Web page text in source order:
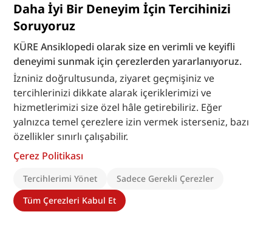
Daha İyi Bir Deneyim İçin Tercihinizi
Soruyoruz
KÜRE Ansiklopedi olarak size en verimli ve keyifli
deneyimi sunmak için çerezlerden yararlanıyoruz.
İzniniz doğrultusunda, ziyaret geçmişiniz ve
tercihlerinizi dikkate alarak içeriklerimizi ve
hizmetlerimizi size özel hâle getirebiliriz. Eğer
yalnızca temel çerezlere izin vermek isterseniz, bazı
özellikler sınırlı çalışabilir.
Çerez Politikası
Tercihlerimi Yönet
Sadece Gerekli Çerezler
Tüm Çerezleri Kabul Et
1895
Freres Maristes Mektebi
Haydarpaşa Sainte-Euphemie Fransız Okulu